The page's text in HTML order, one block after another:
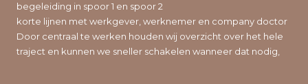
begeleiding in spoor 1 en spoor 2
korte lijnen met werkgever, werknemer en company doctor
Door centraal te werken houden wij overzicht over het hele
traject en kunnen we sneller schakelen wanneer dat nodig,